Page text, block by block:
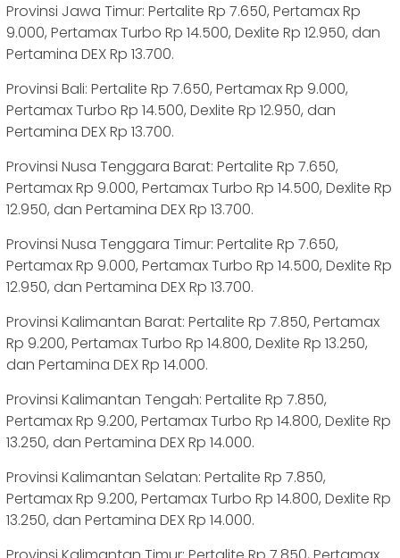
Provinsi Jawa Timur: Pertalite Rp 7.650, Pertamax Rp
9.000, Pertamax Turbo Rp 14.500, Dexlite Rp 12.950, dan
Pertamina DEX Rp 13.700.
Provinsi Bali: Pertalite Rp 7.650, Pertamax Rp 9.000,
Pertamax Turbo Rp 14.500, Dexlite Rp 12.950, dan
Pertamina DEX Rp 13.700.
Provinsi Nusa Tenggara Barat: Pertalite Rp 7.650,
Pertamax Rp 9.000, Pertamax Turbo Rp 14.500, Dexlite Rp
12.950, dan Pertamina DEX Rp 13.700.
Provinsi Nusa Tenggara Timur: Pertalite Rp 7.650,
Pertamax Rp 9.000, Pertamax Turbo Rp 14.500, Dexlite Rp
12.950, dan Pertamina DEX Rp 13.700.
Provinsi Kalimantan Barat: Pertalite Rp 7.850, Pertamax
Rp 9.200, Pertamax Turbo Rp 14.800, Dexlite Rp 13.250,
dan Pertamina DEX Rp 14.000.
Provinsi Kalimantan Tengah: Pertalite Rp 7.850,
Pertamax Rp 9.200, Pertamax Turbo Rp 14.800, Dexlite Rp
13.250, dan Pertamina DEX Rp 14.000.
Provinsi Kalimantan Selatan: Pertalite Rp 7.850,
Pertamax Rp 9.200, Pertamax Turbo Rp 14.800, Dexlite Rp
13.250, dan Pertamina DEX Rp 14.000.